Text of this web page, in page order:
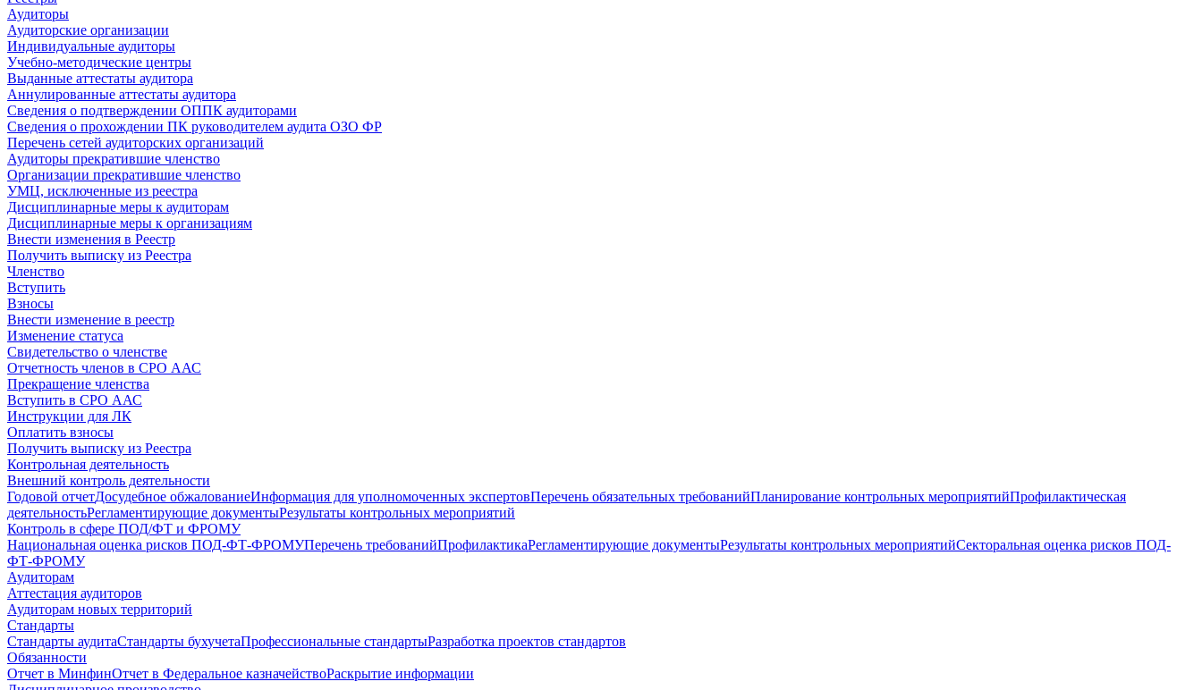
Аудиторы
Аудиторские организации
Индивидуальные аудиторы
Учебно-методические центры
Выданные аттестаты аудитора
Аннулированные аттестаты аудитора
Сведения о подтверждении ОППК аудиторами
Сведения о прохождении ПК руководителем аудита ОЗО ФР
Перечень сетей аудиторских организаций
Аудиторы прекратившие членство
Организации прекратившие членство
УМЦ, исключенные из реестра
Дисциплинарные меры к аудиторам
Дисциплинарные меры к организациям
Внести изменения в Реестр
Получить выписку из Реестра
Членство
Вступить
Взносы
Внести изменение в реестр
Изменение статуса
Свидетельство о членстве
Отчетность членов в СРО ААС
Прекращение членства
Вступить в СРО ААС
Инструкции для ЛК
Оплатить взносы
Получить выписку из Реестра
Контрольная деятельность
Внешний контроль деятельности
Годовой отчетДосудебное обжалованиеИнформация для уполномоченных экспертовПеречень обязательных требованийПланирование контрольных мероприятийПрофилактическая
деятельностьРегламентирующие документыРезультаты контрольных мероприятий
Контроль в сфере ПОД/ФТ и ФРОМУ
Национальная оценка рисков ПОД-ФТ-ФРОМУПеречень требованийПрофилактикаРегламентирующие документыРезультаты контрольных мероприятийСекторальная оценка рисков ПОД-
ФТ-ФРОМУ
Аудиторам
Аттестация аудиторов
Аудиторам новых территорий
Стандарты
Стандарты аудитаСтандарты бухучетаПрофессиональные стандартыРазработка проектов стандартов
Обязанности
Отчет в МинфинОтчет в Федеральное казначействоРаскрытие информации